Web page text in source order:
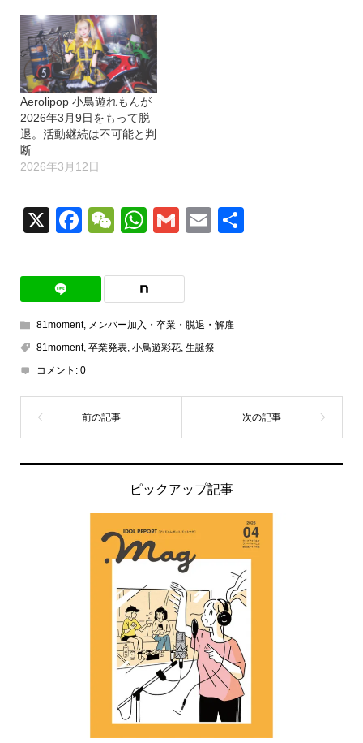
Aerolipop 小鳥遊れもんが
2026年3月9日をもって脱
退。活動継続は不可能と判
断
2026年3月12日
X Facebook
WeChat
WhatsApp
GmailEmail
81moment, メンバー加入・卒業・脱退・解雇
81moment, 卒業発表, 小鳥遊彩花, 生誕祭
コメント: 0
ピックアップ記事